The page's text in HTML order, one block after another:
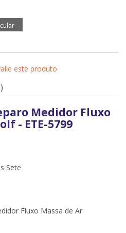
este produto
Medidor Fluxo
- ETE-5799
Sete
Fluxo Massa de Ar